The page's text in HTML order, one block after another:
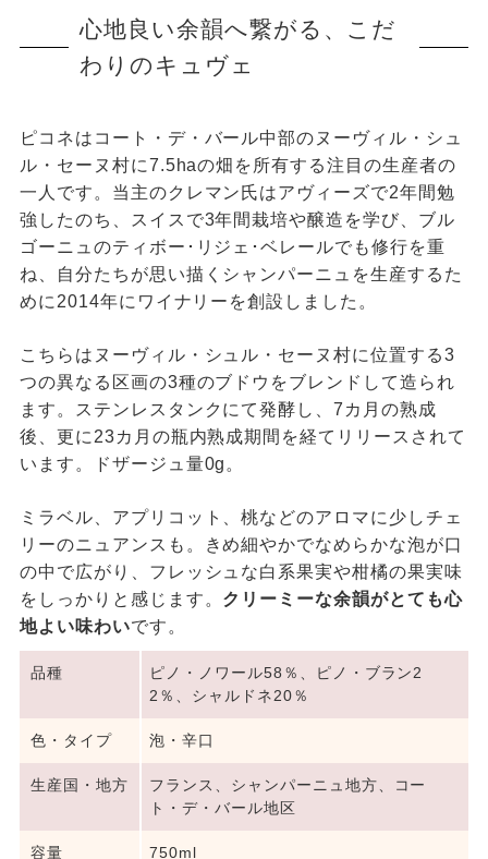
心地良い余韻へ繋がる、こだ
わりのキュヴェ
ピコネはコート・デ・バール中部のヌーヴィル・シュ
ル・セーヌ村に7.5haの畑を所有する注目の生産者の
一人です。当主のクレマン氏はアヴィーズで2年間勉
強したのち、スイスで3年間栽培や醸造を学び、ブル
ゴーニュのティボー･リジェ･ベレールでも修行を重
ね、自分たちが思い描くシャンパーニュを生産するた
めに2014年にワイナリーを創設しました。
こちらはヌーヴィル・シュル・セーヌ村に位置する3
つの異なる区画の3種のブドウをブレンドして造られ
ます。ステンレスタンクにて発酵し、7カ月の熟成
後、更に23カ月の瓶内熟成期間を経てリリースされて
います。ドザージュ量0g。
ミラベル、アプリコット、桃などのアロマに少しチェ
リーのニュアンスも。きめ細やかでなめらかな泡が口
の中で広がり、フレッシュな白系果実や柑橘の果実味
をしっかりと感じます。 クリーミーな余韻がとても心
地よい味わいです。
品種
ピノ・ノワール58％、ピノ・ブラン2
2％、シャルドネ20％
色・タイプ 泡・辛口
生産国・地方
フランス、シャンパーニュ地方、コー
ト・デ・バール地区
容量 750ml